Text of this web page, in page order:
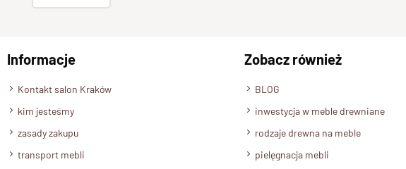
Informacje
Kontakt salon Kraków
kim jesteśmy
zasady zakupu
transport mebli
Zobacz również
BLOG
inwestycja w meble drewniane
rodzaje drewna na meble
pielęgnacja mebli